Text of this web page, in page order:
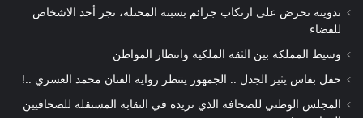
تدوينة تحرض على ارتكاب جرائم بسبتة المحتلة، تجر أحد الاشخاص
للقضاء
وسيط المملكة بين الثقة الملكية وانتظار المواطن
حفل بفاس يثير الجدل .. الجمهور ينتظر رواية الفنان محمد العسري ..!
المجلس الوطني للصحافة الذي نريده في النقابة المستقلة للصحافيين